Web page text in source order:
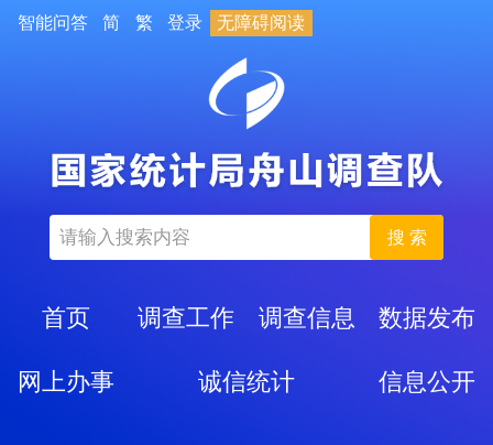
智能问答 简 繁 登录 无障碍阅读
搜 索
首页 调查工作 调查信息 数据发布
网上办事 诚信统计 信息公开